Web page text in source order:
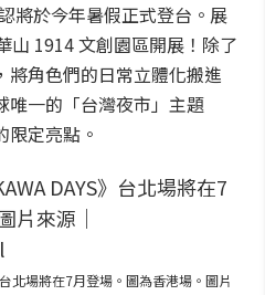
認將於今年暑假正式登台。展
山 1914 文創園區開展！除了
將角色們的日常立體化搬進
唯一的「台灣夜市」主題
限定亮點。
北場將在7月登場。圖為香港場。圖片